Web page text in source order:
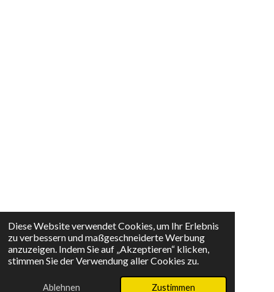
Diese Website verwendet Cookies, um Ihr Erlebnis
zu verbessern und maßgeschneiderte Werbung
anzuzeigen. Indem Sie auf „Akzeptieren“ klicken,
stimmen Sie der Verwendung aller Cookies zu.
Ablehnen Zustimmen